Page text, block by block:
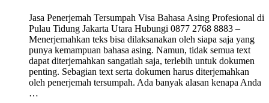
Jasa Penerjemah Tersumpah Visa Bahasa Asing Profesional di
Pulau Tidung Jakarta Utara Hubungi 0877 2768 8883 –
Menerjemahkan teks bisa dilaksanakan oleh siapa saja yang
punya kemampuan bahasa asing. Namun, tidak semua text
dapat diterjemahkan sangatlah saja, terlebih untuk dokumen
penting. Sebagian text serta dokumen harus diterjemahkan
oleh penerjemah tersumpah. Ada banyak alasan kenapa Anda
…